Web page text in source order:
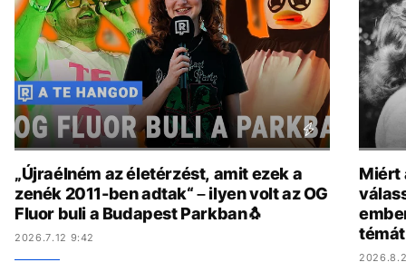
„Újraélném az életérzést, amit ezek a
zenék 2011-ben adtak“ – ilyen volt az OG
Fluor buli a Budapest Parkban🐧
2026.7.12 9:42
Miért
témát